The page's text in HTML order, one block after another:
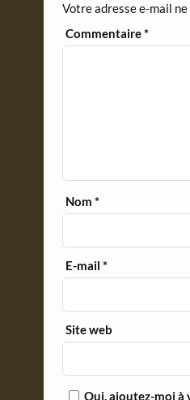
Votre adresse e-mail
Commentaire*
Nom*
E-mail*
Site web
Oui, ajoutez-moi à